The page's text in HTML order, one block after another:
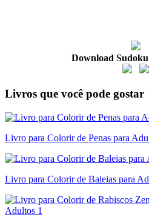
Download
Livros que você pode gostar
Livro para Colorir de Penas para
Livro para Colorir de Baleias para